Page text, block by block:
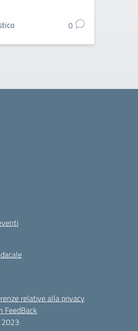
0
relative alla privacy
FeedBack